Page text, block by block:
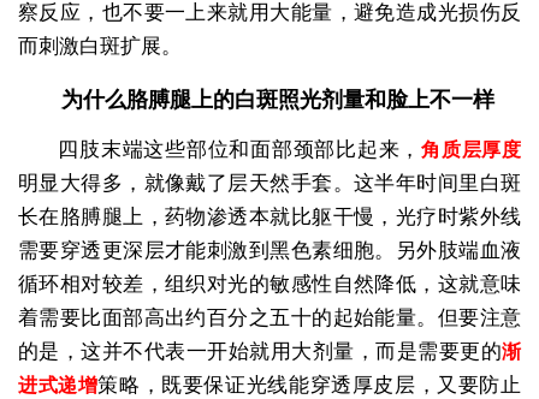
察反应，也不要一上来就用大能量，避免造成光损伤反
而刺激白斑扩展。
为什么胳膊腿上的白斑照光剂量和脸上不一样
四肢末端这些部位和面部颈部比起来，角质层厚度
明显大得多，就像戴了层天然手套。这半年时间里白斑
长在胳膊腿上，药物渗透本就比躯干慢，光疗时紫外线
需要穿透更深层才能刺激到黑色素细胞。另外肢端血液
循环相对较差，组织对光的敏感性自然降低，这就意味
着需要比面部高出约百分之五十的起始能量。但要注意
的是，这并不代表一开始就用大剂量，而是需要更的渐
进式递增策略，既要保证光线能穿透厚皮层，又要防止